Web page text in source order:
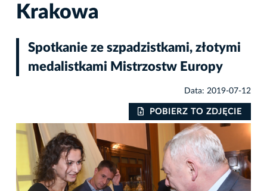
Krakowa
Spotkanie ze szpadzistkami, złotymi
medalistkami Mistrzostw Europy
Data: 2019-07-12
POBIERZ TO ZDJĘCIE